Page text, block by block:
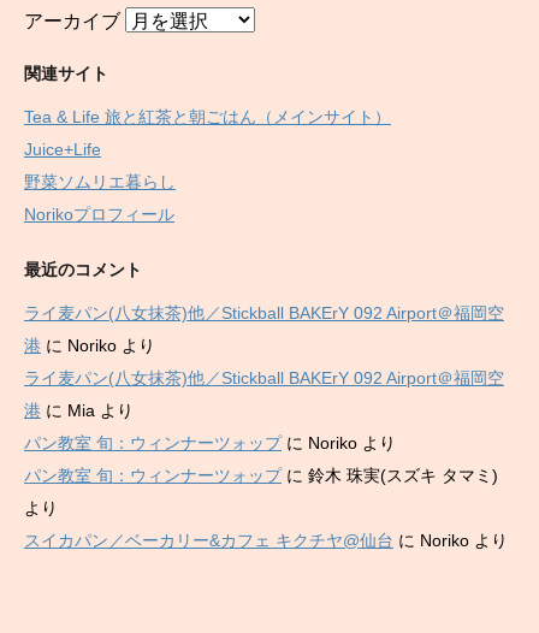
アーカイブ
関連サイト
Tea & Life 旅と紅茶と朝ごはん（メインサイト）
Juice+Life
野菜ソムリエ暮らし
Norikoプロフィール
最近のコメント
ライ麦パン(八女抹茶)他／Stickball BAKErY 092 Airport＠福岡空
港 に Noriko より
ライ麦パン(八女抹茶)他／Stickball BAKErY 092 Airport＠福岡空
港 に Mia より
パン教室 旬：ウィンナーツォップに Noriko より
パン教室 旬：ウィンナーツォップに 鈴木 珠実(スズキ タマミ)
より
スイカパン／ベーカリー&カフェ キクチヤ@仙台 に Noriko より